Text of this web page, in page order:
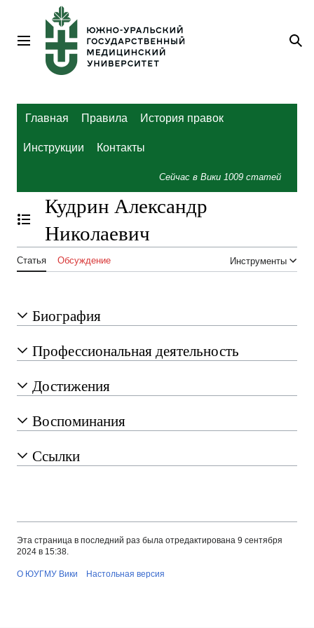
содержанию
Главное меню
Главная Правила История правок
Инструкции Контакты
Сейчас в Вики 1009 статей
Отобразить/Скрыть содержание
Кудрин Александр
Николаевич
Статья Обсуждение Инструменты
Биография
Профессиональная деятельность
Достижения
Воспоминания
Ссылки
Эта страница в последний раз была отредактирована 9 сентября
2024 в 15:38.
О ЮУГМУ Вики Настольная версия